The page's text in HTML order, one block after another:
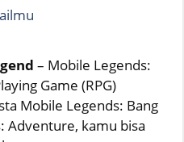
– Mobile Legends:
Game (RPG)
Mobile Legends: Bang
Adventure, kamu bisa